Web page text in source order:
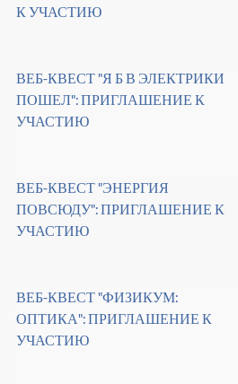
К УЧАСТИЮ
ВЕБ-КВЕСТ "Я Б В ЭЛЕКТРИКИ
ПОШЕЛ": ПРИГЛАШЕНИЕ К
УЧАСТИЮ
ВЕБ-КВЕСТ "ЭНЕРГИЯ
ПОВСЮДУ": ПРИГЛАШЕНИЕ К
УЧАСТИЮ
ВЕБ-КВЕСТ "ФИЗИКУМ:
ОПТИКА": ПРИГЛАШЕНИЕ К
УЧАСТИЮ